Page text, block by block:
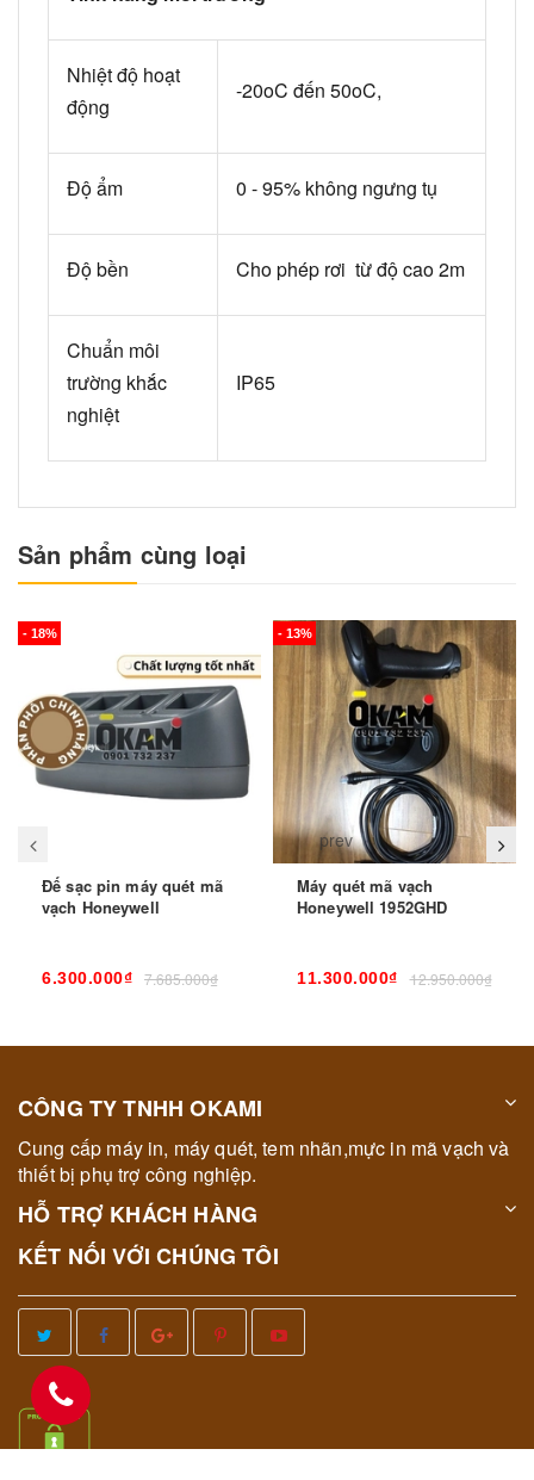
Nhiệt độ hoạt
động
-20oC đến 50oC,
Độ ẩm 0 - 95% không ngưng tụ
Độ bền Cho phép rơi từ độ cao 2m
Chuẩn môi
trường khắc
nghiệt
IP65
Sản phẩm cùng loại
- 18%
Đế sạc pin máy quét mã
vạch Honeywell
6.300.000₫ 7.685.000₫
- 13%
Máy quét mã vạch
Honeywell 1952GHD
11.300.000₫ 12.950.000₫
prev
CÔNG TY TNHH OKAMI
Cung cấp máy in, máy quét, tem nhãn,mực in mã vạch và
thiết bị phụ trợ công nghiệp.
HỖ TRỢ KHÁCH HÀNG
KẾT NỐI VỚI CHÚNG TÔI